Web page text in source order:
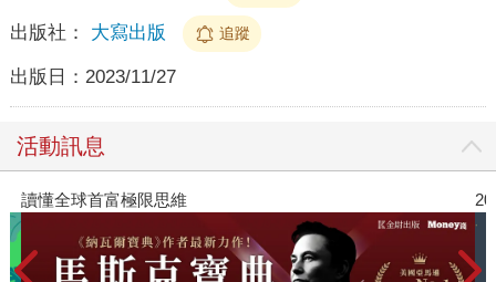
出版社： 大寫出版 追蹤
出版日： 2023/11/27
活動訊息
讀懂全球首富極限思維